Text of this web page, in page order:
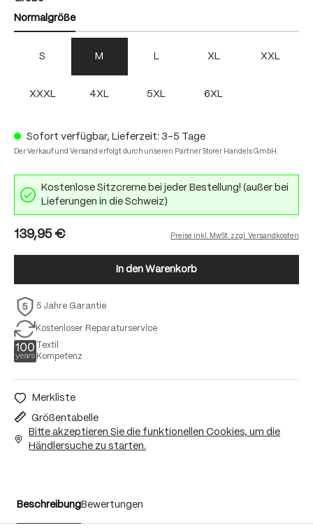
Normalgröße
S M L XL XXL
XXXL 4XL 5XL 6XL
Sofort verfügbar, Lieferzeit: 3-5 Tage
Der Verkauf und Versand erfolgt durch unseren Partner Storer Handels GmbH.
Kostenlose Sitzcreme bei jeder Bestellung! (außer bei
Lieferungen in die Schweiz)
139,95 € Preise inkl. MwSt. zzgl. Versandkosten
In den Warenkorb
5 Jahre Garantie
Kostenloser Reparaturservice
Textil
Kompetenz
Merkliste
Größentabelle
Bitte akzeptieren Sie die funktionellen Cookies, um die
Händlersuche zu starten.
BeschreibungBewertungen